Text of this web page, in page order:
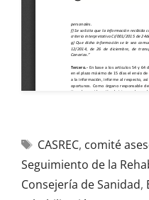
CASREC, comité
Seguimiento de la
Consejería de Sanidad,